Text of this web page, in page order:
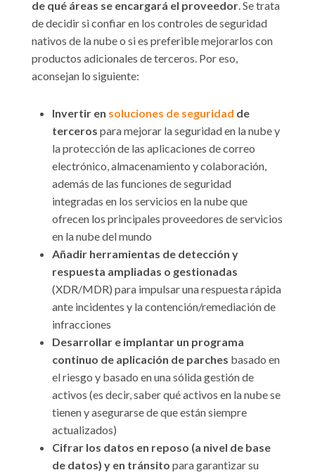
de qué áreas se encargará el proveedor. Se trata
de decidir si confiar en los controles de seguridad
nativos de la nube o si es preferible mejorarlos con
productos adicionales de terceros. Por eso,
aconsejan lo siguiente:
Invertir en soluciones de seguridad de
terceros para mejorar la seguridad en la nube y
la protección de las aplicaciones de correo
electrónico, almacenamiento y colaboración,
además de las funciones de seguridad
integradas en los servicios en la nube que
ofrecen los principales proveedores de servicios
en la nube del mundo
Añadir herramientas de detección y
respuesta ampliadas o gestionadas
(XDR/MDR) para impulsar una respuesta rápida
ante incidentes y la contención/remediación de
infracciones
Desarrollar e implantar un programa
continuo de aplicación de parches basado en
el riesgo y basado en una sólida gestión de
activos (es decir, saber qué activos en la nube se
tienen y asegurarse de que están siempre
actualizados)
Cifrar los datos en reposo (a nivel de base
de datos) y en tránsito para garantizar su